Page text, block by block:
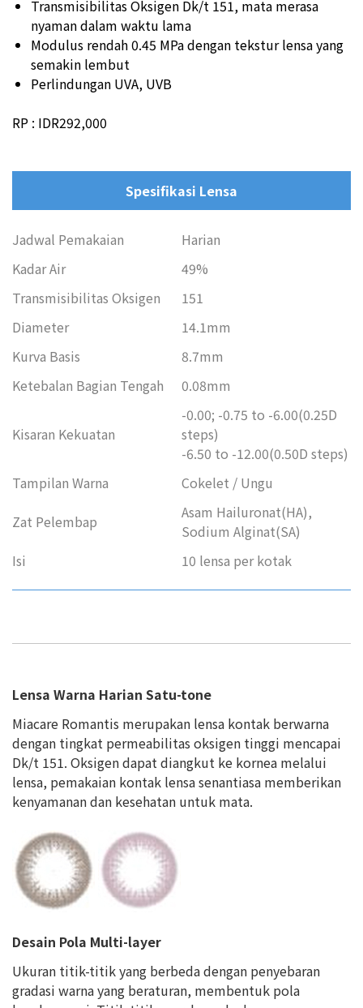
Transmisibilitas Oksigen Dk/t 151, mata merasa
nyaman dalam waktu lama
Modulus rendah 0.45 MPa dengan tekstur lensa yang
semakin lembut
Perlindungan UVA, UVB
RP : IDR292,000
Spesifikasi Lensa
Jadwal Pemakaian
Harian
Kadar Air
49%
Transmisibilitas Oksigen
151
Diameter
14.1mm
Kurva Basis
8.7mm
Ketebalan Bagian Tengah
0.08mm
Kisaran Kekuatan
-0.00; -0.75 to -6.00(0.25D
steps)
-6.50 to -12.00(0.50D steps)
Tampilan Warna
Cokelet / Ungu
Zat Pelembap
Asam Hailuronat(HA),
Sodium Alginat(SA)
Isi
10 lensa per kotak
Lensa Warna Harian Satu-tone
Miacare Romantis merupakan lensa kontak berwarna
dengan tingkat permeabilitas oksigen tinggi mencapai
Dk/t 151. Oksigen dapat diangkut ke kornea melalui
lensa, pemakaian kontak lensa senantiasa memberikan
kenyamanan dan kesehatan untuk mata.
Desain Pola Multi-layer
Ukuran titik-titik yang berbeda dengan penyebaran
gradasi warna yang beraturan, membentuk pola